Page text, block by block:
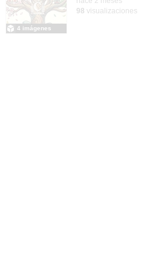
4 imágenes
98 visualizaciones